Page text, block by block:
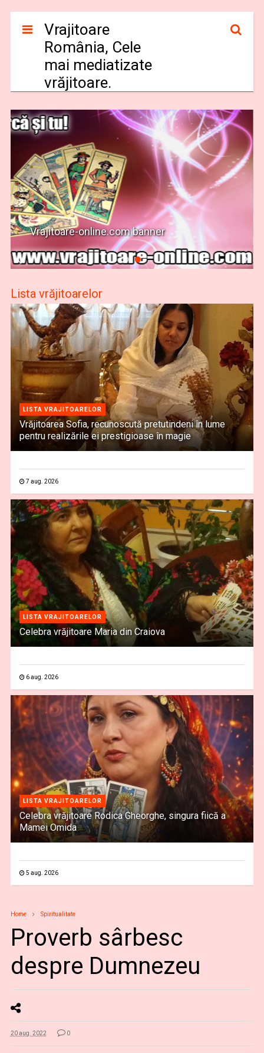
Vrajitoare
România, Cele
mai mediatizate
vrăjitoare.
Vrajitoare-online.com banner
Lista vrăjitoarelor
LISTA VRAJITOARELOR
Vrăjitoarea Sofia, recunoscută pretutindeni în lume
pentru realizările ei prestigioase în magie
7 aug. 2026
LISTA VRAJITOARELOR
Celebra vrăjitoare Maria din Craiova
6 aug. 2026
LISTA VRAJITOARELOR
Celebra vrăjitoare Rodica Gheorghe, singura fiică a
Mamei Omida
5 aug. 2026
Home Spiritualitate
Proverb sârbesc
despre Dumnezeu
20 aug. 2022 0